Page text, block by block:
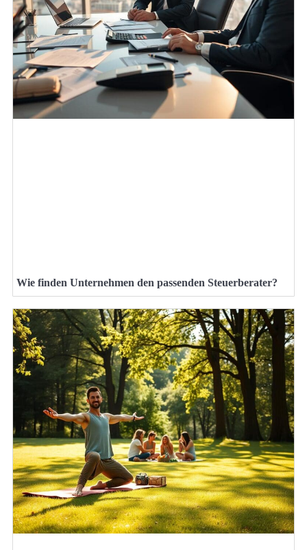
Wie finden Unternehmen den passenden Steuerberater?